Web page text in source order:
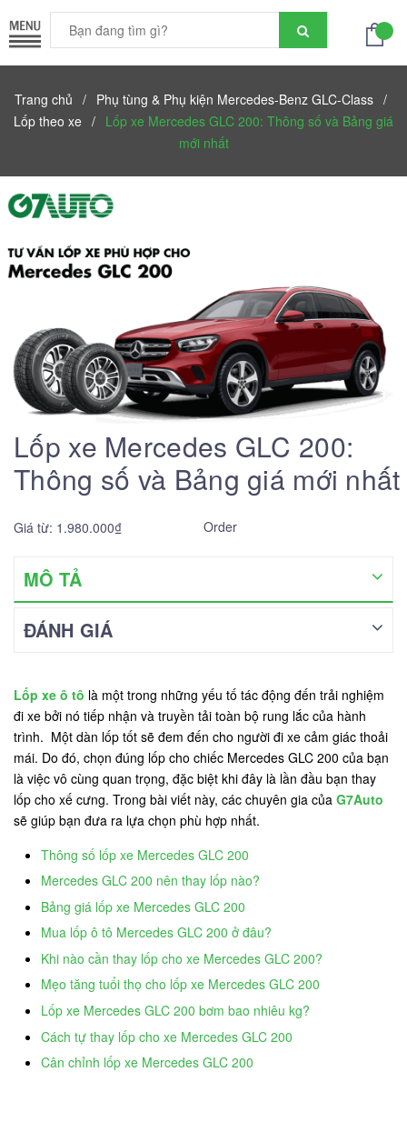
Trang chủ / Phụ tùng & Phụ kiện Mercedes-Benz GLC-Class /
Lốp theo xe / Lốp xe Mercedes GLC 200: Thông số và Bảng giá
mới nhất
Lốp xe Mercedes GLC 200:
Thông số và Bảng giá mới nhất
Giá từ: 1.980.000₫ Order
MÔ TẢ
ĐÁNH GIÁ
Lốp xe ô tô là một trong những yếu tố tác động đến trải nghiệm
đi xe bởi nó tiếp nhận và truyền tải toàn bộ rung lắc của hành
trình. Một dàn lốp tốt sẽ đem đến cho người đi xe cảm giác thoải
mái. Do đó, chọn đúng lốp cho chiếc Mercedes GLC 200 của bạn
là việc vô cùng quan trọng, đặc biệt khi đây là lần đầu bạn thay
lốp cho xế cưng. Trong bài viết này, các chuyên gia của G7Auto
sẽ giúp bạn đưa ra lựa chọn phù hợp nhất.
Thông số lốp xe Mercedes GLC 200
Mercedes GLC 200 nên thay lốp nào?
Bảng giá lốp xe Mercedes GLC 200
Mua lốp ô tô Mercedes GLC 200 ở đâu?
Khi nào cần thay lốp cho xe Mercedes GLC 200?
Mẹo tăng tuổi thọ cho lốp xe Mercedes GLC 200
Lốp xe Mercedes GLC 200 bơm bao nhiêu kg?
Cách tự thay lốp cho xe Mercedes GLC 200
Cân chỉnh lốp xe Mercedes GLC 200